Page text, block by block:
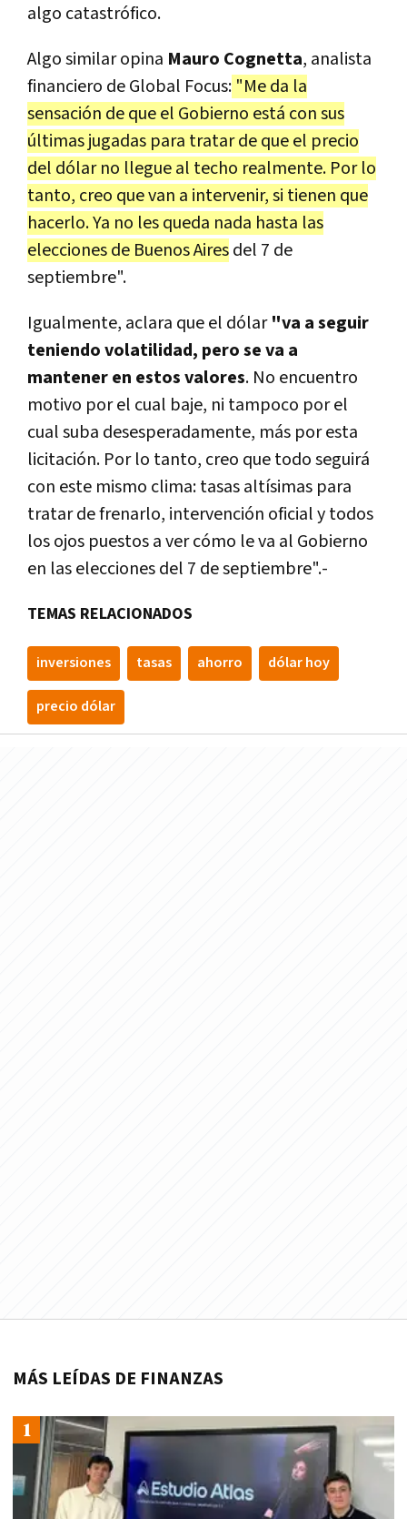
algo catastrófico.
Algo similar opina Mauro Cognetta, analista
financiero de Global Focus: "Me da la
sensación de que el Gobierno está con sus
últimas jugadas para tratar de que el precio
del dólar no llegue al techo realmente. Por lo
tanto, creo que van a intervenir, si tienen que
hacerlo. Ya no les queda nada hasta las
elecciones de Buenos Airesdel 7 de
septiembre".
Igualmente, aclara que el dólar"va a seguir
teniendo volatilidad, pero se va a
mantener en estos valores. No encuentro
motivo por el cual baje, ni tampoco por el
cual suba desesperadamente, más por esta
licitación. Por lo tanto, creo que todo seguirá
con este mismo clima: tasas altísimas para
tratar de frenarlo, intervención oficial y todos
los ojos puestos a ver cómo le va al Gobierno
en las elecciones del 7 de septiembre".-
TEMAS RELACIONADOS
inversiones tasas ahorro dólar hoy
precio dólar
MÁS LEÍDAS DE FINANZAS